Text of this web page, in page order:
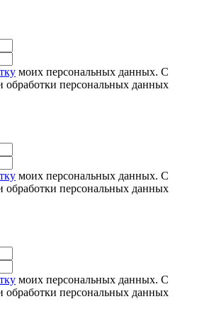
моих персональных данных. С
обработки персональных данных
моих персональных данных. С
обработки персональных данных
моих персональных данных. С
обработки персональных данных